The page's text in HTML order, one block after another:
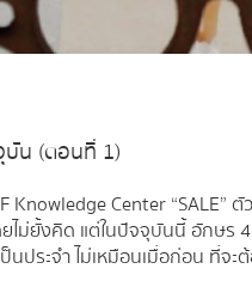
น (ตอนที่ 1)
Center “SALE”
ยไม่ยั้งคิด แต่ในปัจจุบันนี้ อักษ
นประจำ ไม่เหมือนเมื่อก่อน ที่